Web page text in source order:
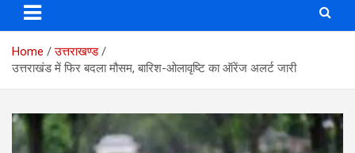
Home
उत्तराखण्ड
उत्तराखंड में फिर बदला मौसम, बारिश-ओलावृष्टि का ऑरेंज अलर्ट जारी